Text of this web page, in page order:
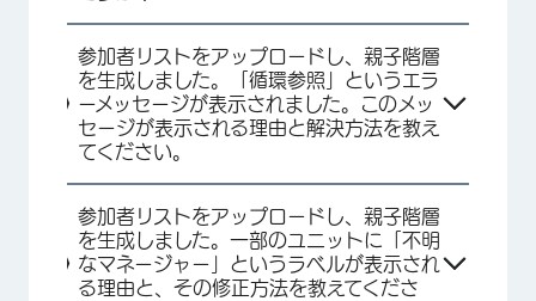
参加者リストをアップロードし、親子階層
を生成しました。「循環参照」というエラ
ーメッセージが表示されました。このメッ
セージが表示される理由と解決方法を教え
てください。
参加者リストをアップロードし、親子階層
を生成しました。一部のユニットに「不明
なマネージャー」というラベルが表示され
る理由と、その修正方法を教えてくださ